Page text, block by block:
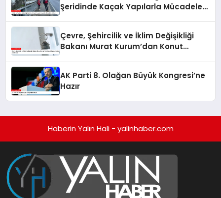
Şeridinde Kaçak Yapılarla Mücadele
Çevre, Şehircilik ve İklim Değişikliği
Bakanı Murat Kurum’dan Konut
AK Parti 8. Olağan Büyük Kongresi’ne
Hazır
Haberin Yalın Hali - yalinhaber.com